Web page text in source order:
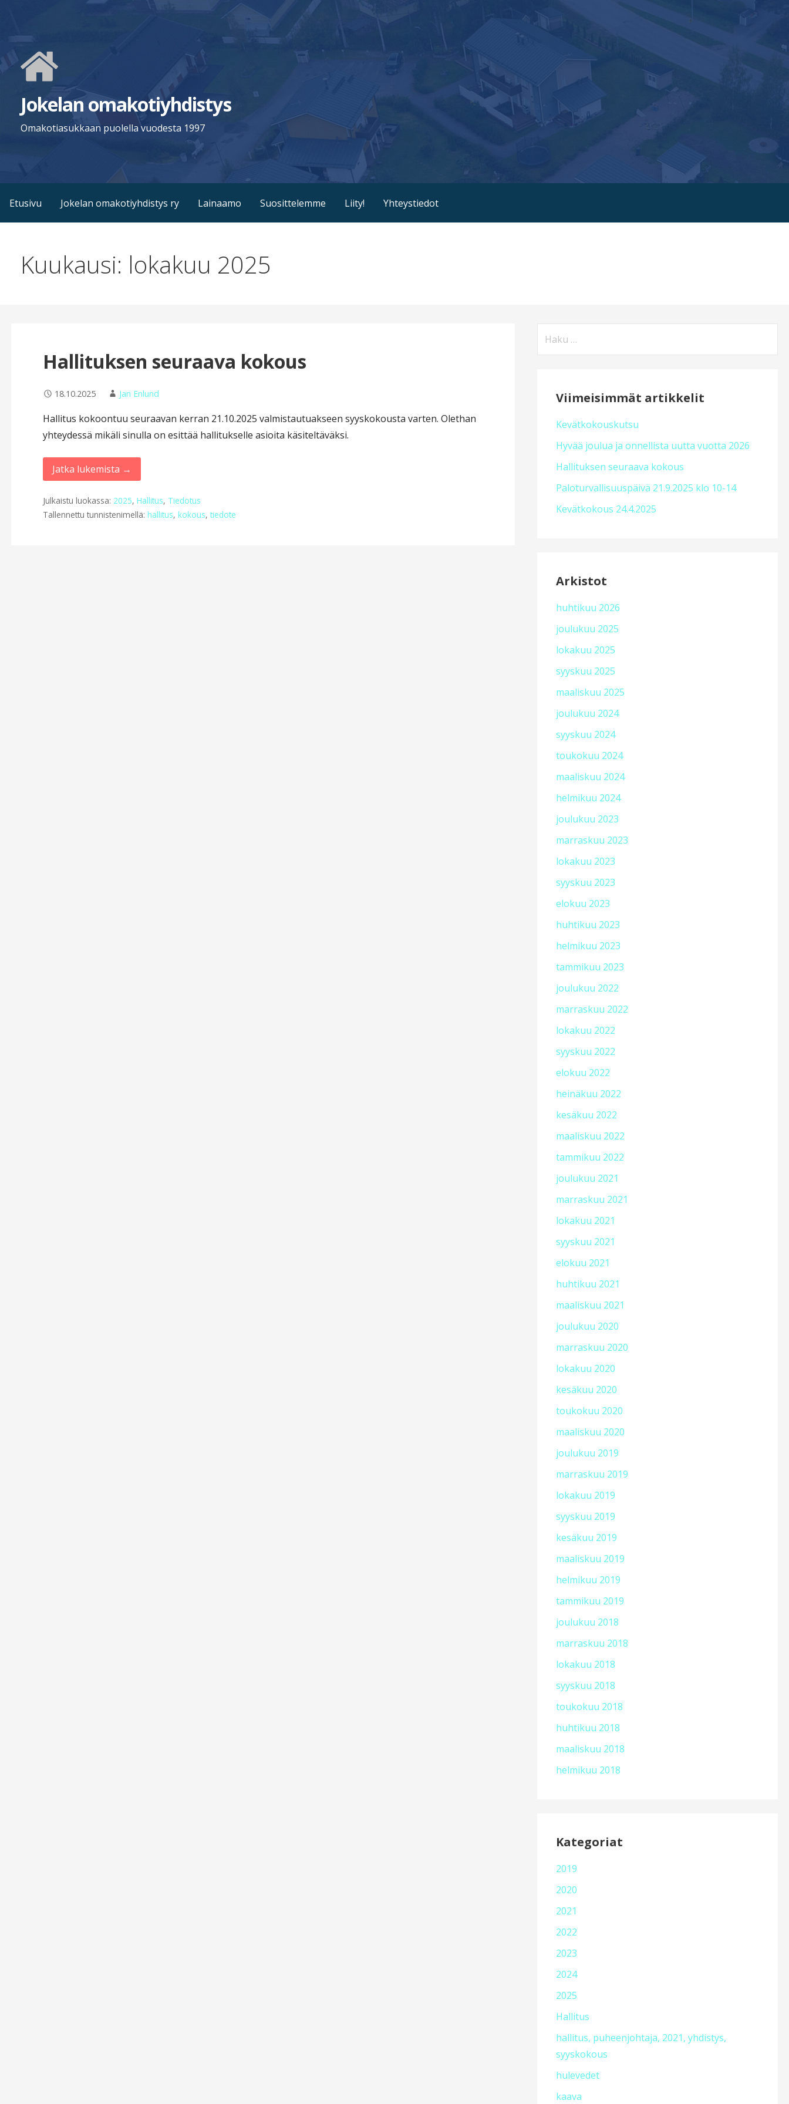
Jokelan omakotiyhdistys
Omakotiasukkaan puolella vuodesta 1997
Etusivu Jokelan omakotiyhdistys ry Lainaamo Suosittelemme Liity! Yhteystiedot
Kuukausi: lokakuu 2025
Hallituksen seuraava kokous
18.10.2025 Jan Enlund
Hallitus kokoontuu seuraavan kerran 21.10.2025 valmistautuakseen syyskokousta varten. Olethan
yhteydessä mikäli sinulla on esittää hallitukselle asioita käsiteltäväksi.
Jatka lukemista →
Julkaistu luokassa: 2025, Hallitus, Tiedotus
Tallennettu tunnistenimellä: hallitus, kokous, tiedote
Viimeisimmät artikkelit
Kevätkokouskutsu
Hyvää joulua ja onnellista uutta vuotta 2026
Hallituksen seuraava kokous
Paloturvallisuuspäivä 21.9.2025 klo 10-14
Kevätkokous 24.4.2025
Arkistot
huhtikuu 2026
joulukuu 2025
lokakuu 2025
syyskuu 2025
maaliskuu 2025
joulukuu 2024
syyskuu 2024
toukokuu 2024
maaliskuu 2024
helmikuu 2024
joulukuu 2023
marraskuu 2023
lokakuu 2023
syyskuu 2023
elokuu 2023
huhtikuu 2023
helmikuu 2023
tammikuu 2023
joulukuu 2022
marraskuu 2022
lokakuu 2022
syyskuu 2022
elokuu 2022
heinäkuu 2022
kesäkuu 2022
maaliskuu 2022
tammikuu 2022
joulukuu 2021
marraskuu 2021
lokakuu 2021
syyskuu 2021
elokuu 2021
huhtikuu 2021
maaliskuu 2021
joulukuu 2020
marraskuu 2020
lokakuu 2020
kesäkuu 2020
toukokuu 2020
maaliskuu 2020
joulukuu 2019
marraskuu 2019
lokakuu 2019
syyskuu 2019
kesäkuu 2019
maaliskuu 2019
helmikuu 2019
tammikuu 2019
joulukuu 2018
marraskuu 2018
lokakuu 2018
syyskuu 2018
toukokuu 2018
huhtikuu 2018
maaliskuu 2018
helmikuu 2018
Kategoriat
2019
2020
2021
2022
2023
2024
2025
Hallitus
hallitus, puheenjohtaja, 2021, yhdistys,
syyskokous
hulevedet
kaava